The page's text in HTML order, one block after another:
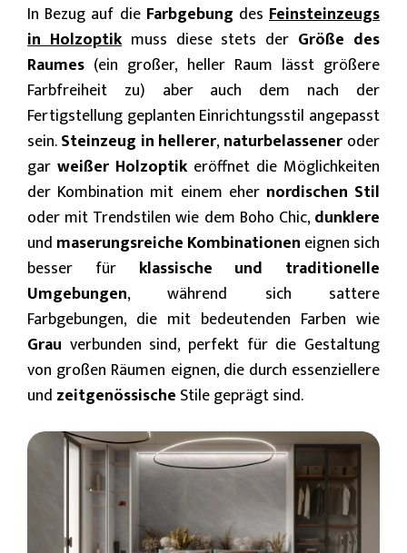
In Bezug auf die Farbgebung desFeinsteinzeugs
in Holzoptikmuss diese stets der Größe des
Raumes (ein großer, heller Raum lässt größere
Farbfreiheit zu) aber auch dem nach der
Fertigstellung geplanten Einrichtungsstil angepasst
sein.Steinzeug in hellerer,naturbelassener oder
gar weißer Holzoptikeröffnet die Möglichkeiten
der Kombination mit einem eher nordischen Stil
oder mit Trendstilen wie dem Boho Chic,dunklere
und maserungsreiche Kombinationen eignen sich
besser für klassische und traditionelle
Umgebungen, während sich sattere
Farbgebungen, die mit bedeutenden Farben wie
Grau verbunden sind, perfekt für die Gestaltung
von großen Räumen eignen, die durch essenziellere
und zeitgenössische Stile geprägt sind.